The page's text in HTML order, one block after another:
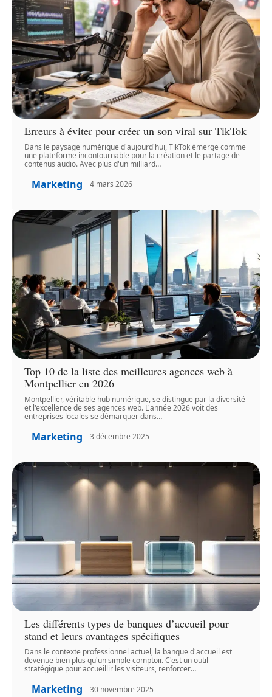
Erreurs à éviter pour créer un son viral sur TikTok
Dans le paysage numérique d'aujourd'hui, TikTok émerge comme
une plateforme incontournable pour la création et le partage de
contenus audio. Avec plus d'un milliard…
Marketing 4 mars 2026
Top 10 de la liste des meilleures agences web à
Montpellier en 2026
Montpellier, véritable hub numérique, se distingue par la diversité
et l'excellence de ses agences web. L'année 2026 voit des
entreprises locales se démarquer dans…
Marketing 3 décembre 2025
Les différents types de banques d’accueil pour
stand et leurs avantages spécifiques
Dans le contexte professionnel actuel, la banque d'accueil est
devenue bien plus qu'un simple comptoir. C'est un outil
stratégique pour accueillir les visiteurs, renforcer…
Marketing 30 novembre 2025